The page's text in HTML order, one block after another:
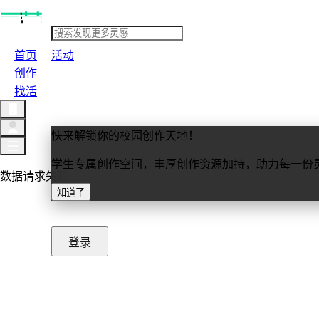
快来解锁你的校园创作天地！
学生专属创作空间，丰厚创作资源加持，助力每一份
知道了
登录
首页
活动
创作
找活
数据请求失败